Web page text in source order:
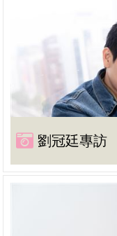
劉冠廷專訪